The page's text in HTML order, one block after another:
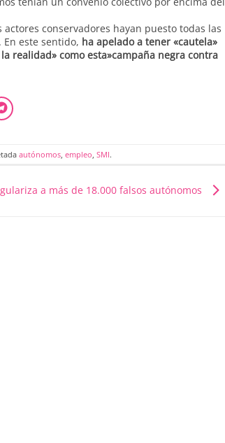
conservadores hayan puesto todas las
este sentido, ha apelado a tener «cautela»
realidad» como esta»campaña negra contra
autónomos, empleo SMI.
a más de 18.000 falsos autónomos